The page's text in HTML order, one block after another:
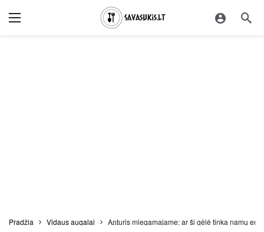
Pradžia Vidaus augalai Anturis miegamajame: ar ši gėlė tinka namų